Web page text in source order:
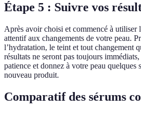
Étape 5 : Suivre vos
Après avoir choisi et commencé à utiliser
attentif aux changements de votre peau.
l’hydratation, le teint et tout changement
résultats ne seront pas toujours
patience et donnez à votre peau quelques
nouveau produit.
Comparatif des sérums